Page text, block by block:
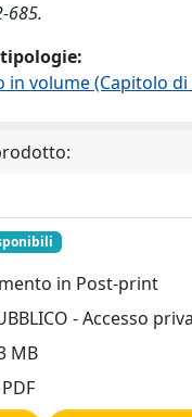
685.
in volume (Capitolo
in Post-print
- Accesso
MB